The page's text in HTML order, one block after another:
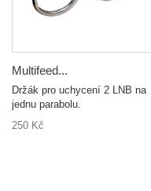
Multifeed...
Držák pro uchycení 2 LNB na
jednu parabolu.
250 Kč